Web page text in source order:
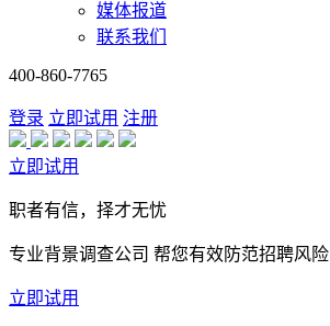
媒体报道
联系我们
400-860-7765
登录 立即试用 注册
立即试用
职者有信，择才无忧
专业背景调查公司 帮您有效防范招聘风险
立即试用